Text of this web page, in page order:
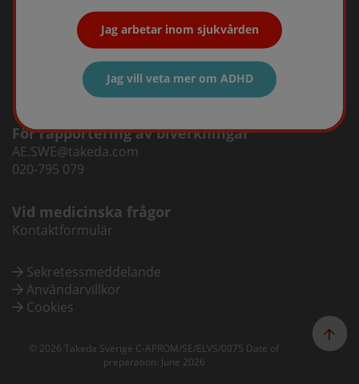
Jag arbetar inom sjukvården
Jag vill veta mer om ADHD
Takeda Pharma AB
infosweden@takeda.com
08-731 28 00
För rapportering av biverkningar
AE.SWE@takeda.com
020-795 079
Vid medicinska frågor
Kontaktformulär
Sekretessmeddelande
Användarvillkor
Cookies
© 2026 Takeda Sverige C-APROM/SE/ELVS/0075 Date of
preparation: June 2026